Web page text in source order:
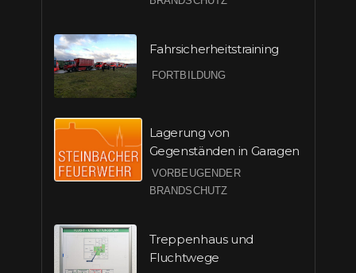
Fahrsicherheitstraining
FORTBILDUNG
Lagerung von
Gegenständen in Garagen
VORBEUGENDER
BRANDSCHUTZ
Treppenhaus und
Fluchtwege